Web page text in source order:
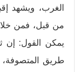
الغرب، ويشهد
من قبل، فمن
يمكن القول: إن
طريق المتصوفة،